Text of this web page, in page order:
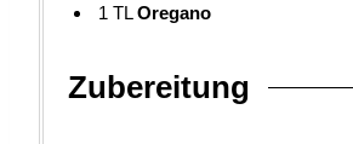
1 TL Oregano
Zubereitung